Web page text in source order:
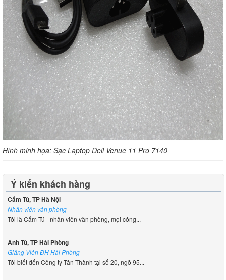
Hình minh họa: Sạc Laptop Dell Venue 11 Pro 7140
Ý kiến khách hàng
Cẩm Tú, TP Hà Nội
Nhân viên văn phòng
Tôi là Cẩm Tú - nhân viên văn phòng, mọi công...
Anh Tú, TP Hải Phòng
Giảng Viên ĐH Hải Phòng
Tôi biết đến Công ty Tân Thành tại số 20, ngõ 95...